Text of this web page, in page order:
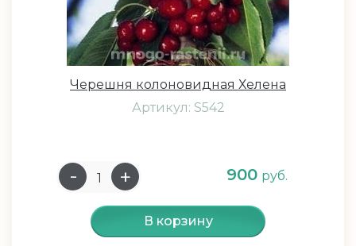
Черешня колоновидная Хелена
Артикул: S542
900 руб.
В корзину